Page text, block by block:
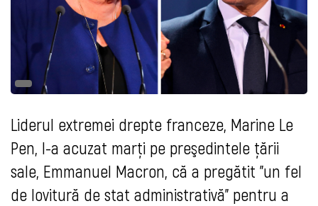
Liderul extremei drepte franceze, Marine Le
Pen, l-a acuzat marţi pe preşedintele ţării
sale, Emmanuel Macron, că a pregătit "un fel
de lovitură de stat administrativă" pentru a